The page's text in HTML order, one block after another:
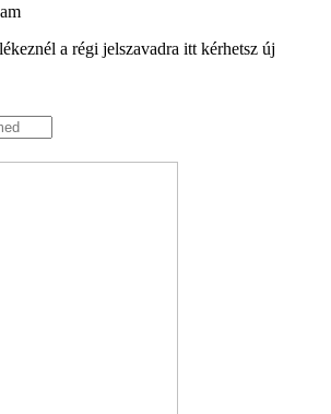
a régi jelszavadra itt kérhetsz új